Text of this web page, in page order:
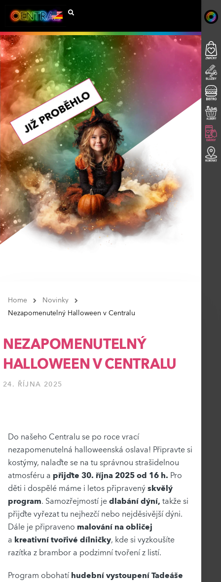
Home
Novinky
Nezapomenutelný Halloween v Centralu
NEZAPOMENUTELNÝ
HALLOWEEN V CENTRALU
24. ŘÍJNA 2025
Do našeho Centralu se po roce vrací
nezapomenutelná halloweenská oslava! Připravte si
kostýmy, nalaďte se na tu správnou strašidelnou
atmosféru a přijďte 30. října 2025 od 16 h. Pro
děti i dospělé máme i letos připravenýskvělý
program. Samozřejmostí jedlabání dýní, takže si
přijďte vyřezat tu nejhezčí nebo nejděsivější dýni.
Dále je připraveno malování na obličej
a kreativní tvořivé dílničky, kde si vyzkoušíte
razítka z brambor a podzimní tvoření z listí.
Program obohatíhudební vystoupení Tadeáše